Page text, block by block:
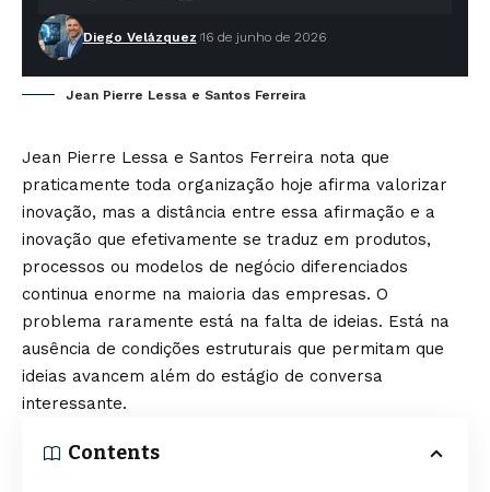
Diego Velázquez 16 de junho de 2026
Jean Pierre Lessa e Santos Ferreira
Jean Pierre Lessa e Santos Ferreira nota que
praticamente toda organização hoje afirma valorizar
inovação, mas a distância entre essa afirmação e a
inovação que efetivamente se traduz em produtos,
processos ou modelos de negócio diferenciados
continua enorme na maioria das empresas. O
problema raramente está na falta de ideias. Está na
ausência de condições estruturais que permitam que
ideias avancem além do estágio de conversa
interessante.
Contents